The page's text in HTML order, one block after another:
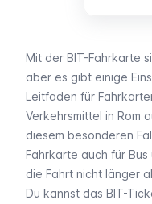
Mit der BIT-Fahrkarte
aber es gibt einige
Leitfaden für
Verkehrsmittel in Rom
diesem besonderen
Fahrkarte auch für
die Fahrt nicht länger
Du kannst das BIT-